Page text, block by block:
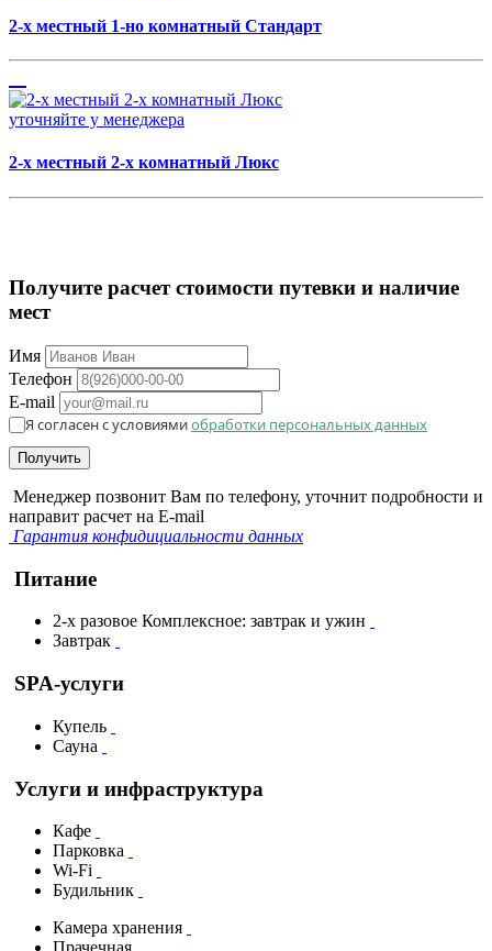
2-х местный 1-но комнатный Стандарт
уточняйте у менеджера
2-х местный 2-х комнатный Люкс
Получите расчет стоимости путевки и наличие
мест
Имя
Телефон
E-mail
Я согласен с условиямиобработки персональных данных
Получить
Менеджер позвонит Вам по телефону, уточнит подробности и
направит расчет на E-mail
Гарантия конфидициальности данных
Питание
2-х разовое Комплексное: завтрак и ужин
Завтрак
SPA-услуги
Купель
Сауна
Услуги и инфраструктура
Кафе
Парковка
Wi-Fi
Будильник
Камера хранения